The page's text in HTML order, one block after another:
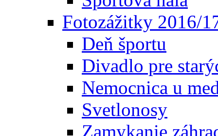
Fotozážitky 2016/
Deň športu
Divadlo pre
Nemocnica u
Svetlonosy
Zamykanie